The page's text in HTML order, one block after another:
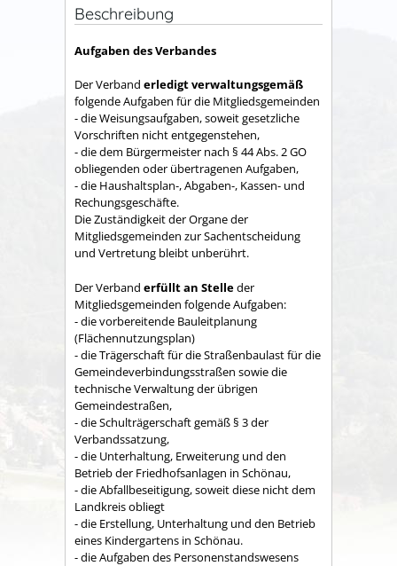
Beschreibung
Aufgaben des Verbandes
Der Verband erledigt verwaltungsgemäß
folgende Aufgaben für die Mitgliedsgemeinden
- die Weisungsaufgaben, soweit gesetzliche
Vorschriften nicht entgegenstehen,
- die dem Bürgermeister nach § 44 Abs. 2 GO
obliegenden oder übertragenen Aufgaben,
- die Haushaltsplan-, Abgaben-, Kassen- und
Rechungs­geschäfte.
Die Zuständigkeit der Organe der
Mitgliedsgemeinden zur Sachent­scheidung
und Vertretung bleibt unberührt.
Der Verband erfüllt an Stelleder
Mitgliedsgemeinden folgende Aufgaben:
- die vorbereitende Bauleitplanung
(Flächennutzungsplan)
- die Trägerschaft für die Straßenbaulast für die
Gemeindeverbindungsstraßen sowie die
technische Verwaltung der übrigen
Gemeindestraßen,
- die Schulträgerschaft gemäß § 3 der
Verbandssatzung,
- die Unterhaltung, Erweiterung und den
Betrieb der Friedhofsanlagen in Schönau,
- die Abfallbeseitigung, soweit diese nicht dem
Land­kreis obliegt
- die Erstellung, Unterhaltung und den Betrieb
eines Kindergartens in Schönau.
- die Aufgaben des Personenstandswesens